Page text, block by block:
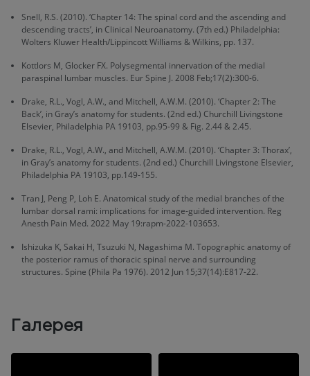
Snell, R.S. (2010). ‘Chapter 14: The spinal cord and the ascending and
descending tracts’, in Clinical Neuroanatomy. (7th ed.) Philadelphia:
Wolters Kluwer Health/Lippincott Williams & Wilkins, pp. 137.
Kottlors M, Glocker FX. Polysegmental innervation of the medial
paraspinal lumbar muscles. Eur Spine J. 2008 Feb;17(2):300-6.
Drake, R.L., Vogl, A.W., and Mitchell, A.W.M. (2010). ‘Chapter 2: The
Back’, in Gray’s anatomy for students. (2nd ed.) Churchill Livingstone
Elsevier, Philadelphia PA 19103, pp.95-99 & Fig. 2.44 & 2.45.
Drake, R.L., Vogl, A.W., and Mitchell, A.W.M. (2010). ‘Chapter 3: Thorax’,
in Gray’s anatomy for students. (2nd ed.) Churchill Livingstone Elsevier,
Philadelphia PA 19103, pp.149-155.
Tran J, Peng P, Loh E. Anatomical study of the medial branches of the
lumbar dorsal rami: implications for image-guided intervention. Reg
Anesth Pain Med. 2022 May 19:rapm-2022-103653.
Ishizuka K, Sakai H, Tsuzuki N, Nagashima M. Topographic anatomy of
the posterior ramus of thoracic spinal nerve and surrounding
structures. Spine (Phila Pa 1976). 2012 Jun 15;37(14):E817-22.
Галерея